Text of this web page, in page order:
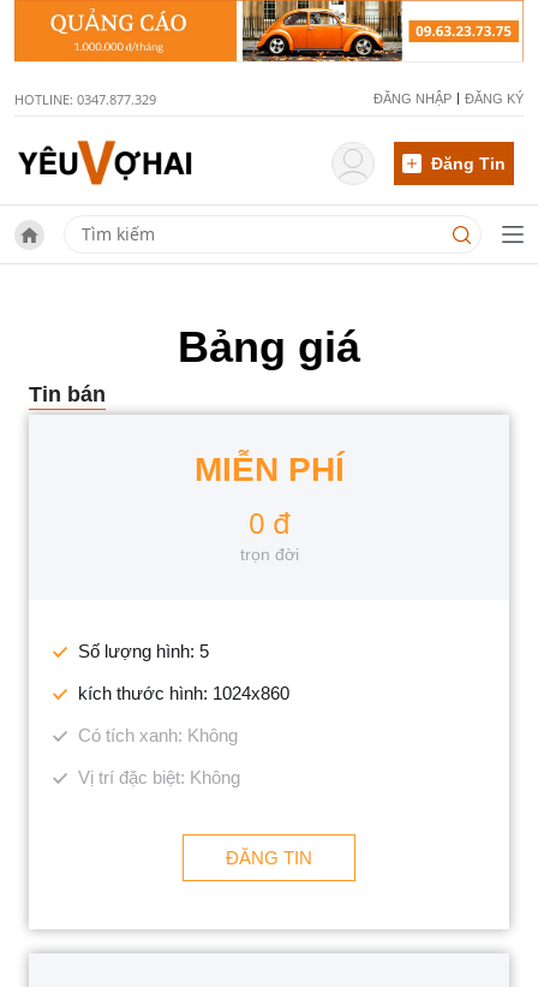
HOTLINE: 0347.877.329 ĐĂNG NHẬP ĐĂNG KÝ
Đăng Tin
Bảng giá
Tin bán
MIỄN PHÍ
0 đ
trọn đời
Số lượng hình: 5
kích thước hình: 1024x860
Có tích xanh: Không
Vị trí đặc biệt: Không
ĐĂNG TIN